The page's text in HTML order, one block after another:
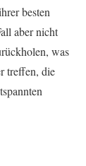
besten
aber nicht
was
treffen, die